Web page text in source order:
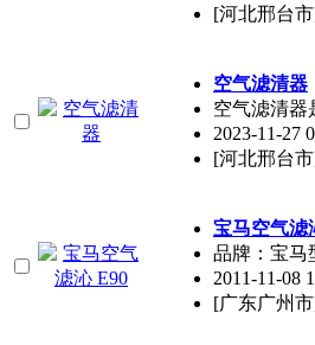
[河北邢台
空气滤清器
空气滤清器
2023-11-27
[河北邢台
宝马空气滤
品牌：宝马
2011-11-08
[广东广州